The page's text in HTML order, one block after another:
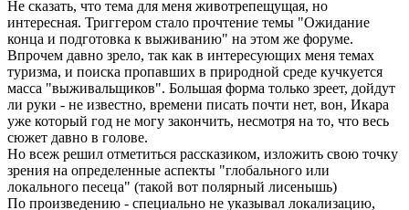
Не сказать, что тема для меня животрепещущая, но
интересная. Триггером стало прочтение темы "Ожидание
конца и подготовка к выживанию" на этом же форуме.
Впрочем давно зрело, так как в интересующих меня темах
туризма, и поиска пропавших в природной среде кучкуется
масса "выживальщиков". Большая форма только зреет, дойдут
ли руки - не известно, времени писать почти нет, вон, Икара
уже который год не могу закончить, несмотря на то, что весь
сюжет давно в голове.
Но всеж решил отметиться рассказиком, изложить свою точку
зрения на определенные аспекты "глобального или
локального песеца" (такой вот полярный лисенышь)
По произведению - специально не указывал локализацию,